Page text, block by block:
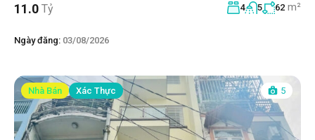
11.0 Tỷ 4 5 62 m²
Ngày đăng: 03/08/2026
Nhà Bán Xác Thực 5